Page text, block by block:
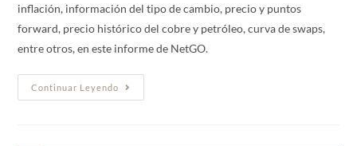
inflación, información del tipo de cambio, precio y puntos
forward, precio histórico del cobre y petróleo, curva de swaps,
entre otros, en este informe de NetGO.
Continuar Leyendo